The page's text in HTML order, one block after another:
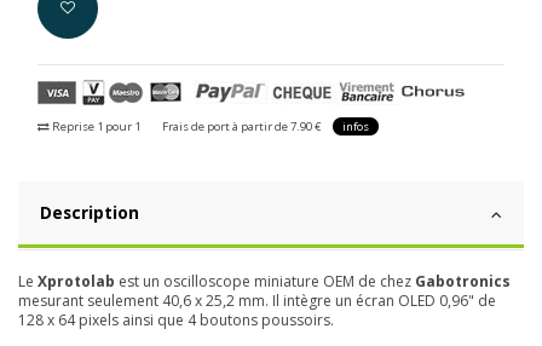
Reprise 1 pour 1 Frais de port à partir de 7.90 € infos
Description
Le Xprotolab est un oscilloscope miniature OEM de chez Gabotronics
mesurant seulement 40,6 x 25,2 mm. Il intègre un écran OLED 0,96" de
128 x 64 pixels ainsi que 4 boutons poussoirs.